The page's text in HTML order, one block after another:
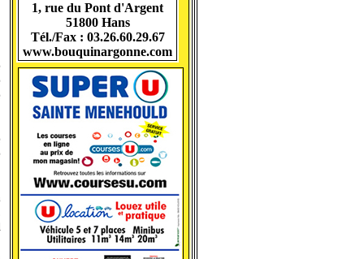
1, rue du Pont d'Argent
51800 Hans
Tél./Fax : 03.26.60.29.67
www.bouquinargonne.com